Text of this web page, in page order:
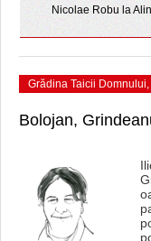
Nicolae Robu la
Grădina Taicii Domnului,
Bolojan,